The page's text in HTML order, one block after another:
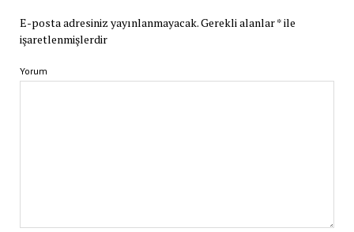
E-posta adresiniz yayınlanmayacak.Gerekli alanlar*ile
işaretlenmişlerdir
Yorum